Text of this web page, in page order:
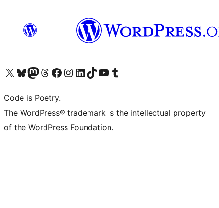
Visita il nostro account X (ex Twitter)
Visita il nostro account Bluesky
Visita il nostro account Mastodon
Visita il nostro account Threads
Visita la nostra pagina Facebook
Visita il nostro account Instagram
Visita il nostro account LinkedIn
Visita il nostro account TikTok
Visita il nostro canale YouTube
Visita il nostro account Tumblr
Code is Poetry.
The WordPress® trademark is the intellectual property
of the WordPress Foundation.